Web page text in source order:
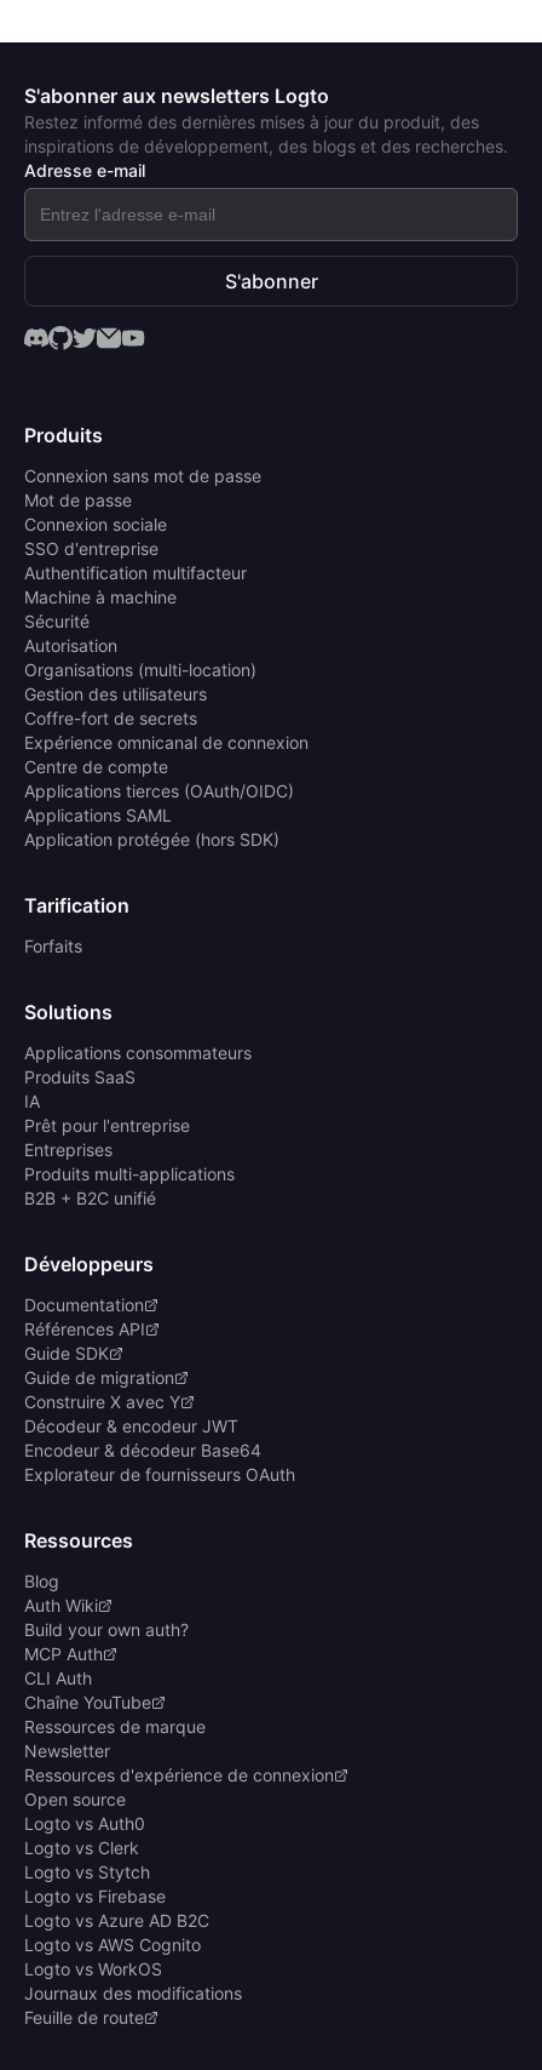
S'abonner aux newsletters Logto
Restez informé des dernières mises à jour du produit, des
inspirations de développement, des blogs et des recherches.
Adresse e-mail
S'abonner
Produits
Connexion sans mot de passe
Mot de passe
Connexion sociale
SSO d'entreprise
Authentification multifacteur
Machine à machine
Sécurité
Autorisation
Organisations (multi-location)
Gestion des utilisateurs
Coffre-fort de secrets
Expérience omnicanal de connexion
Centre de compte
Applications tierces (OAuth/OIDC)
Applications SAML
Application protégée (hors SDK)
Tarification
Forfaits
Solutions
Applications consommateurs
Produits SaaS
IA
Prêt pour l'entreprise
Entreprises
Produits multi-applications
B2B + B2C unifié
Développeurs
Documentation
Références API
Guide SDK
Guide de migration
Construire X avec Y
Décodeur & encodeur JWT
Encodeur & décodeur Base64
Explorateur de fournisseurs OAuth
Ressources
Blog
Auth Wiki
Build your own auth?
MCP Auth
CLI Auth
Chaîne YouTube
Ressources de marque
Newsletter
Ressources d'expérience de connexion
Open source
Logto vs Auth0
Logto vs Clerk
Logto vs Stytch
Logto vs Firebase
Logto vs Azure AD B2C
Logto vs AWS Cognito
Logto vs WorkOS
Journaux des modifications
Feuille de route